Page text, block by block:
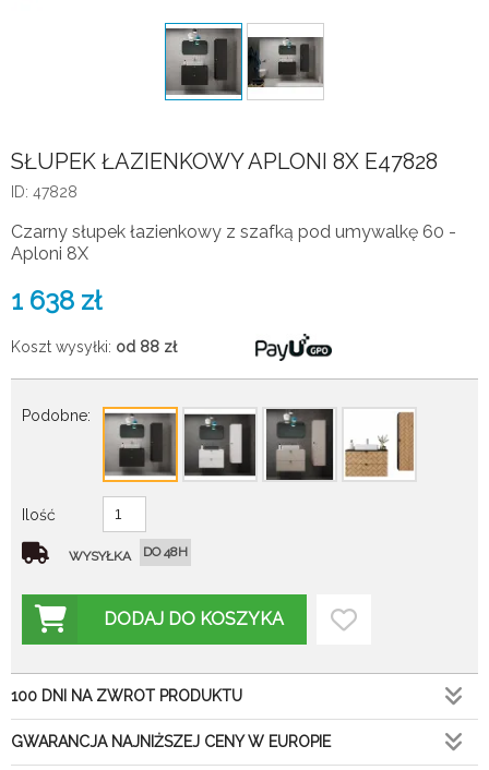
SŁUPEK ŁAZIENKOWY APLONI 8X E47828
ID: 47828
Czarny słupek łazienkowy z szafką pod umywalkę 60 -
Aploni 8X
1 638 zł
Koszt wysyłki: od 88 zł
Podobne:
Ilość
WYSYŁKA DO 48H
DODAJ DO KOSZYKA
100 DNI NA ZWROT PRODUKTU
GWARANCJA NAJNIŻSZEJ CENY W EUROPIE